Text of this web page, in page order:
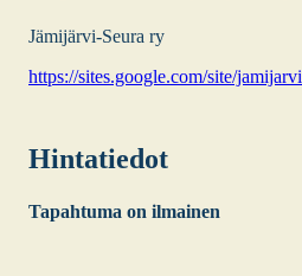
Jämi­jär­vi-Seu­ra ry
https://sites.google.com/site/
Hin­ta­tie­dot
Tapah­tu­ma on ilmai­nen